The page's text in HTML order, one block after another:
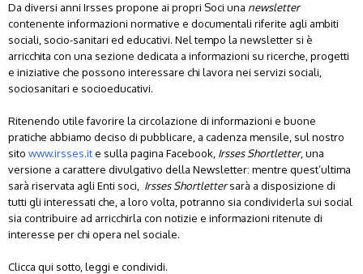
Da diversi anni Irsses propone ai propri Soci una newsletter
contenente informazioni normative e documentali riferite agli ambiti
sociali, socio-sanitari ed educativi. Nel tempo la newsletter si è
arricchita con una sezione dedicata a informazioni su ricerche, progetti
e iniziative che possono interessare chi lavora nei servizi sociali,
sociosanitari e socioeducativi.
Ritenendo utile favorire la circolazione di informazioni e buone
pratiche abbiamo deciso di pubblicare, a cadenza mensile, sul nostro
sito www.irsses.ite sulla pagina Facebook, Irsses Shortletter, una
versione a carattere divulgativo della Newsletter: mentre quest’ultima
sarà riservata agli Enti soci, Irsses Shortlettersarà a disposizione di
tutti gli interessati che, a loro volta, potranno sia condividerla sui social
sia contribuire ad arricchirla con notizie e informazioni ritenute di
interesse per chi opera nel sociale.
Clicca qui sotto, leggi e condividi.